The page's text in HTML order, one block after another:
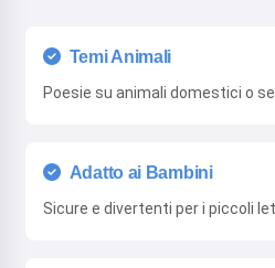
Temi Animali
Poesie su animali domestici o
Adatto ai Bambini
Sicure e divertenti per i piccoli